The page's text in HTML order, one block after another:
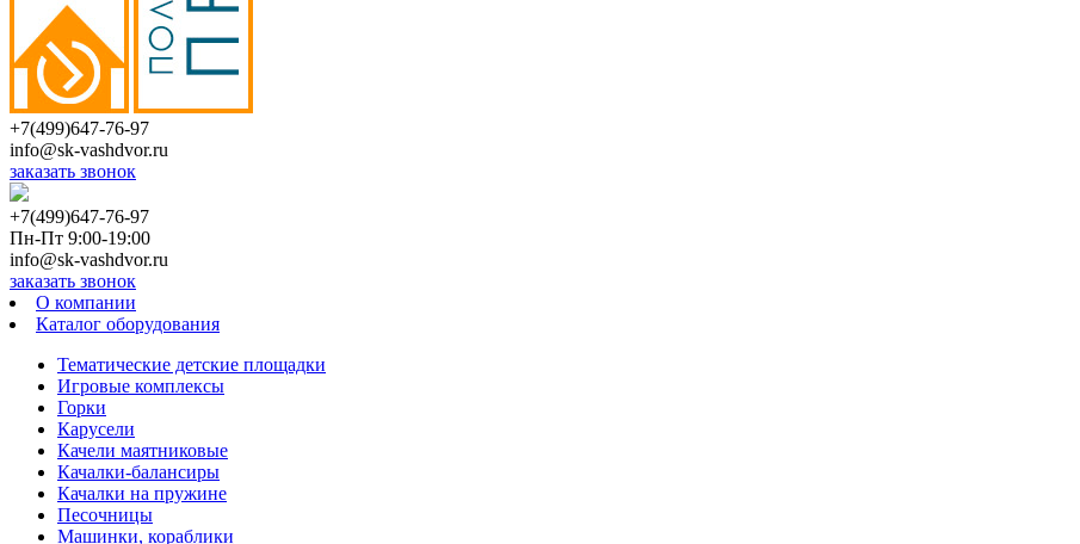
+7(499)647-76-97
info@sk-vashdvor.ru
заказать звонок
+7(499)647-76-97
Пн-Пт 9:00-19:00
info@sk-vashdvor.ru
заказать звонок
О компании
Каталог оборудования
Тематические детские площадки
Игровые комплексы
Горки
Карусели
Качели маятниковые
Качалки-балансиры
Качалки на пружине
Песочницы
Машинки, кораблики